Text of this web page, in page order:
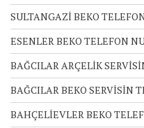
SULTANGAZİ BEKO
ESENLER BEKO TELEFON
BAĞCILAR ARÇELİK
BAĞCILAR BEKO SERVİSİN
BAHÇELİEVLER BEKO